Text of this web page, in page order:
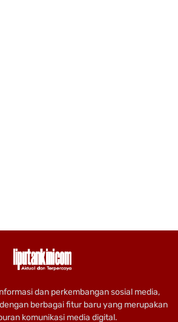
dan perkembangan sosial media,
berbagai fitur baru yang merupakan
komunikasi media digital.